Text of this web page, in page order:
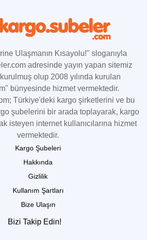
Ulaşmanın Kısayolu!" sloganıyla
adresinde yayın yapan sitemiz
olup 2008 yılında kurulan
bünyesinde hizmet vermektedir.
Türkiye'deki kargo şirketlerini ve bu
şubelerini bir arada toplayarak, kargo
isteyen internet kullanıcılarına hizmet
vermektedir.
Kargo Şubeleri
Hakkında
Gizlilik
Kullanım Şartları
Bize Ulaşın
Bizi Takip Edin!